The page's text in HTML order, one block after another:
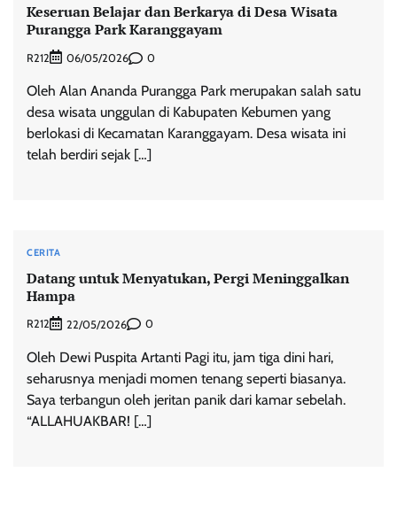
Keseruan Belajar dan Berkarya di Desa Wisata
Purangga Park Karanggayam
R212 06/05/2026 0
Oleh Alan Ananda Purangga Park merupakan salah satu
desa wisata unggulan di Kabupaten Kebumen yang
berlokasi di Kecamatan Karanggayam. Desa wisata ini
telah berdiri sejak […]
CERITA
‎Datang untuk Menyatukan, Pergi Meninggalkan
Hampa
R212 22/05/2026 0
Oleh Dewi Puspita Artanti Pagi itu, jam tiga dini hari,
seharusnya menjadi momen tenang seperti biasanya.
Saya terbangun oleh jeritan panik dari kamar sebelah.
“ALLAHUAKBAR! […]